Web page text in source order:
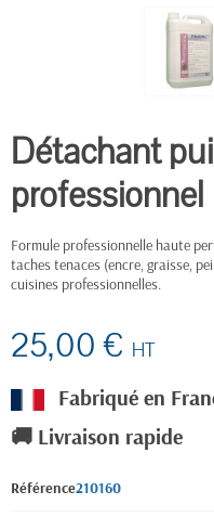
Détachant
Formule professionnelle haute
taches tenaces (encre, graisse,
cuisines professionnelles.
25,00 € HT
Fabriqué en
🚚 Livraison rapide
Référence210160